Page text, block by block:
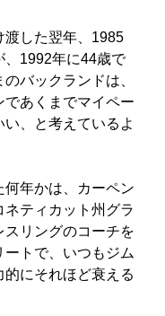
した翌年、1985
、1992年に44歳で
バックランドは、
であくまでマイペー
、と考えているよ
年かは、カーペン
ティカット州グラ
スリングのコーチを
ートで、いつもジム
にそれほど衰える